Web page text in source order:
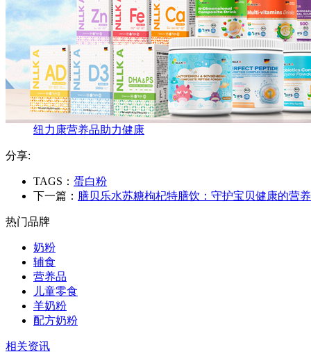
纽力康营养品助力健康
分享:
TAGS： 蛋白粉
下一篇： 膳贝乐水苏糖枸杞特膳饮：守护宝贝健康的营
热门品牌
奶粉
辅食
营养品
儿童零食
羊奶粉
配方奶粉
相关资讯